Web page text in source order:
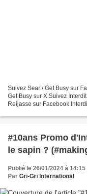
Suivez Sear / Get Busy sur
Get Busy sur X Suivez
Reijasse sur Facebook
#10ans Promo
le sapin ?
Publié le 26/01/2024 à 14:15
Par Gri-Gri International